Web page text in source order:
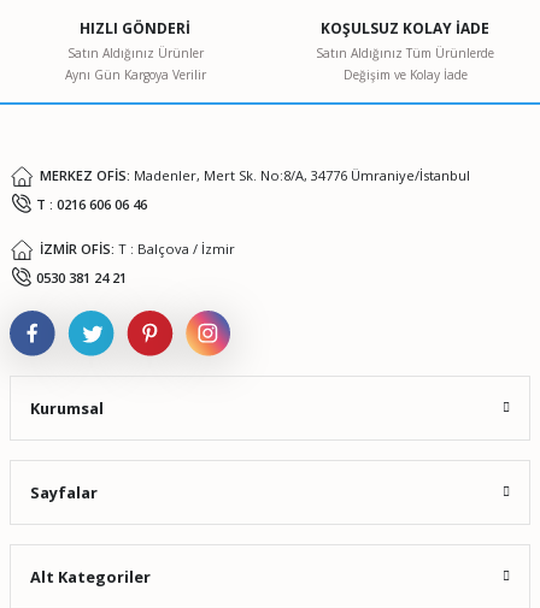
Ürün bilgilerinde hatalar bulunuyor.
Ürün fiyatı diğer sitelerden daha pahalı.
HIZLI GÖNDERİ
Satın Aldığınız Ürünler
Aynı Gün Kargoya Verilir
KOŞULSUZ KOLAY İADE
Satın Aldığınız Tüm Ürünlerde
Değişim ve Kolay İade
MERKEZ OFİS: Madenler, Mert Sk. No:8/A, 34776 Ümraniye/İstanbul
T : 0216 606 06 46
İZMİR OFİS: T : Balçova / İzmir
0530 381 24 21
Kurumsal
Sayfalar
Alt Kategoriler